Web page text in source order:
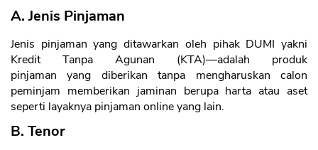
A. Jenis Pinjaman
Jenis pinjaman yang ditawarkan oleh pihak DUMI yakni
Kredit Tanpa Agunan (KTA)—adalah produk
pinjaman yang diberikan tanpa mengharuskan calon
peminjam memberikan jaminan berupa harta atau aset
seperti layaknya pinjaman online yang lain.
B. Tenor